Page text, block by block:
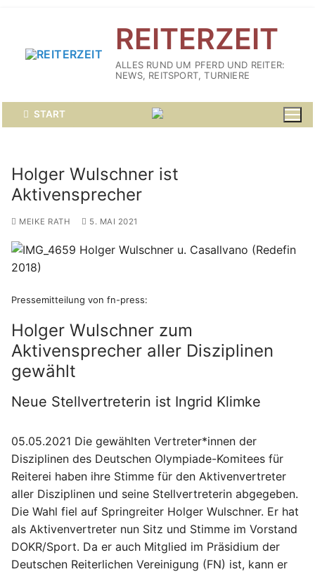
springen
REITERZEIT
ALLES RUND UM PFERD UND REITER:
NEWS, REITSPORT, TURNIERE
START
Holger Wulschner ist
Aktivensprecher
MEIKE RATH 5. MAI 2021
Pressemitteilung von fn-press:
Holger Wulschner zum
Aktivensprecher aller Disziplinen
gewählt
Neue Stellvertreterin ist Ingrid Klimke
05.05.2021 Die gewählten Vertreter*innen der
Disziplinen des Deutschen Olympiade-Komitees für
Reiterei haben ihre Stimme für den Aktivenvertreter
aller Disziplinen und seine Stellvertreterin abgegeben.
Die Wahl fiel auf Springreiter Holger Wulschner. Er hat
als Aktivenvertreter nun Sitz und Stimme im Vorstand
DOKR/Sport. Da er auch Mitglied im Präsidium der
Deutschen Reiterlichen Vereinigung (FN) ist, kann er